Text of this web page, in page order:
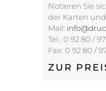
Notieren Sie
der Karten
Mail:
Tel.: 0 92 80 /
Fax: 0 92 80 /
ZUR